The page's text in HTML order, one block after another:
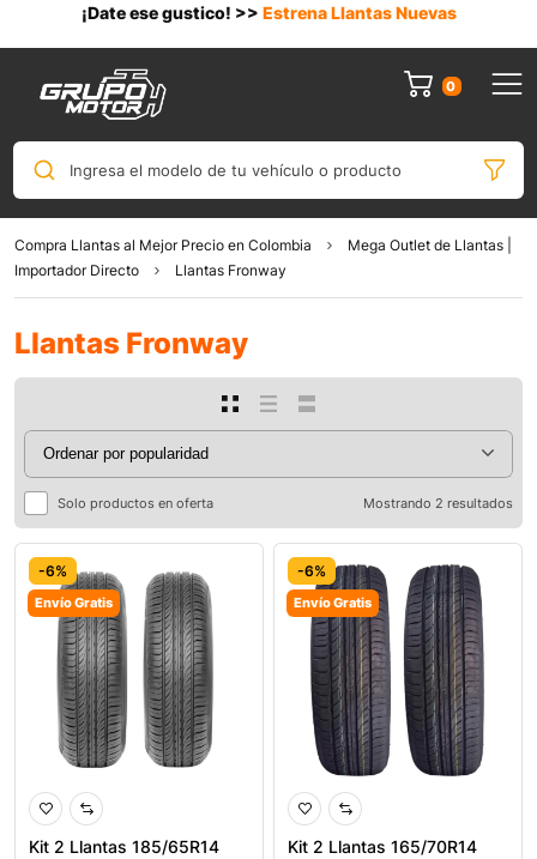
¡Date ese gustico! >> Estrena Llantas Nuevas
0
Ingresa el modelo de tu vehículo o producto
Compra Llantas al Mejor Precio en Colombia
Mega Outlet de Llantas |
Importador Directo
Llantas Fronway
Llantas Fronway
Solo productos en oferta Mostrando 2 resultados
-6%
Envío Gratis
Kit 2 Llantas 185/65R14
-6%
Envío Gratis
Kit 2 Llantas 165/70R14